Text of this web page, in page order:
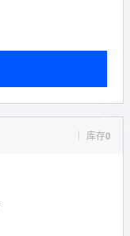
库存0